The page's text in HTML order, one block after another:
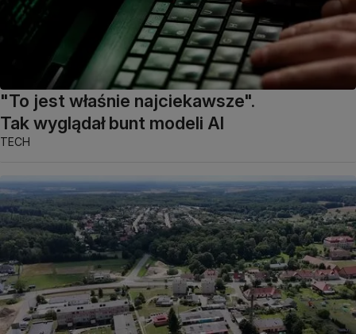
"To jest właśnie najciekawsze".
Tak wyglądał bunt modeli AI
TECH